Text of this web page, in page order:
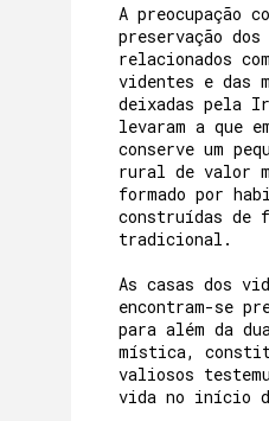
A preocupação
preservação dos
relacionados
videntes e das
deixadas pela
levaram a que
conserve um
rural de valor
formado por
construídas de
tradicional.
As casas dos
encontram-se
para além da
mística,
valiosos
vida no início